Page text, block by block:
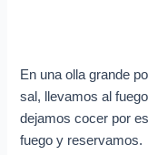
En una olla grande
sal, llevamos al
dejamos cocer por
fuego y reservamos.